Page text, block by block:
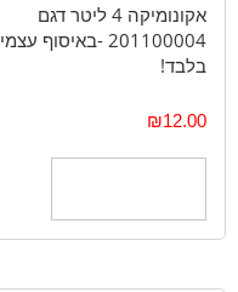
אקונומיקה 4 ליטר דגם
201100004 -באיסוף עצמי
בלבד!
₪12.00